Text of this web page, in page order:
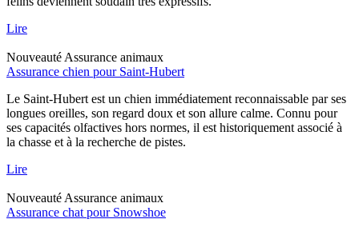
Lire
Nouveauté Assurance animaux
Assurance chien pour Saint-Hubert
Le Saint-Hubert est un chien immédiatement reconnaissable par ses
longues oreilles, son regard doux et son allure calme. Connu pour
ses capacités olfactives hors normes, il est historiquement associé à
la chasse et à la recherche de pistes.
Lire
Nouveauté Assurance animaux
Assurance chat pour Snowshoe